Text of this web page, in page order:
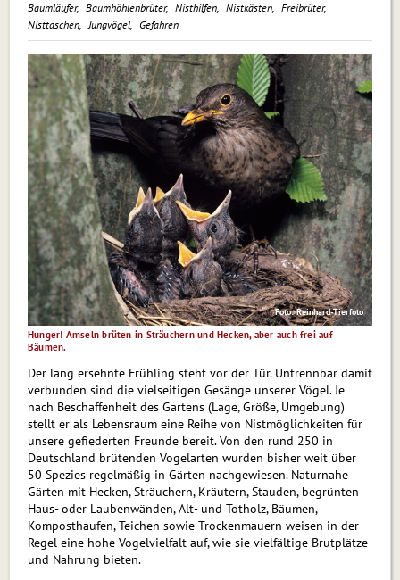
Baumläufer
Baumhöhlenbrüter Nisthilfen Nistkästen
Freibrüter
Nisttaschen
Jungvögel Gefahren
Foto: Reinhard-Tierfoto
Hunger! Amseln brüten in Sträuchern und Hecken, aber auch frei auf
Bäumen.
Der lang ersehnte Frühling steht vor der Tür. Untrennbar damit
verbunden sind die vielseitigen Gesänge unserer Vögel. Je
nach Beschaffenheit des Gartens (Lage, Größe, Umgebung)
stellt er als Lebensraum eine Reihe von Nistmöglichkeiten für
unsere gefiederten Freunde bereit. Von den rund 250 in
Deutschland brütenden Vogelarten wurden bisher weit über
50 Spezies regelmäßig in Gärten nachgewiesen. Naturnahe
Gärten mit Hecken, Sträuchern, Kräutern, Stauden, begrünten
Haus- oder Laubenwänden, Alt- und Totholz, Bäumen,
Komposthaufen, Teichen sowie Tro­cken­mau­ern weisen in der
Regel eine hohe Vogelvielfalt auf, wie sie vielfältige Brutplätze
und Nahrung bieten.